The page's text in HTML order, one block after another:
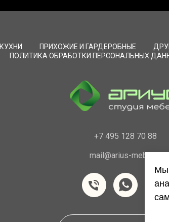
КУХНИ ПРИХОЖИЕ И ГАРДЕРОБНЫЕ
ПОЛИТИКА ОБРАБОТКИ ПЕРСОНАЛЬНЫХ
+7 495 128 70 88
mail@arius-mebel.ru
Мы